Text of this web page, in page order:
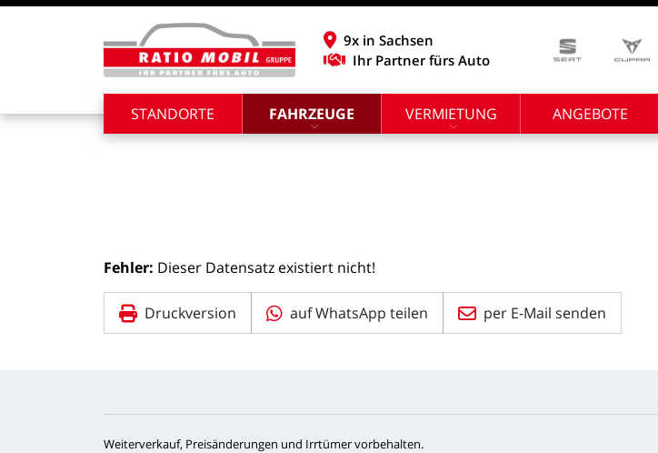
9x in Sachsen
Ihr Partner fürs Auto
STANDORTE FAHRZEUGE VERMIETUNG ANGEBOTE
Fehler: Dieser Datensatz existiert nicht!
Druckversion auf WhatsApp teilen per E-Mail senden
Weiterverkauf, Preisänderungen und Irrtümervorbehalten.